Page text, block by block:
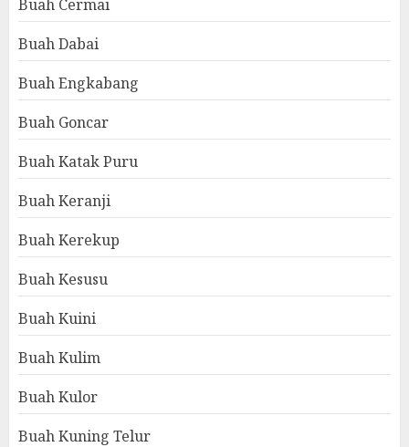
Buah Cermai
Buah Dabai
Buah Engkabang
Buah Goncar
Buah Katak Puru
Buah Keranji
Buah Kerekup
Buah Kesusu
Buah Kuini
Buah Kulim
Buah Kulor
Buah Kuning Telur